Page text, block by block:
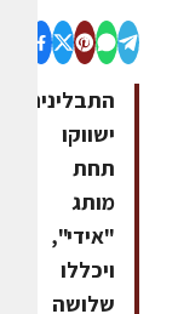
התבלינים
ישווקו
תחת
מותג
"אידי",
ויכללו
שלושה